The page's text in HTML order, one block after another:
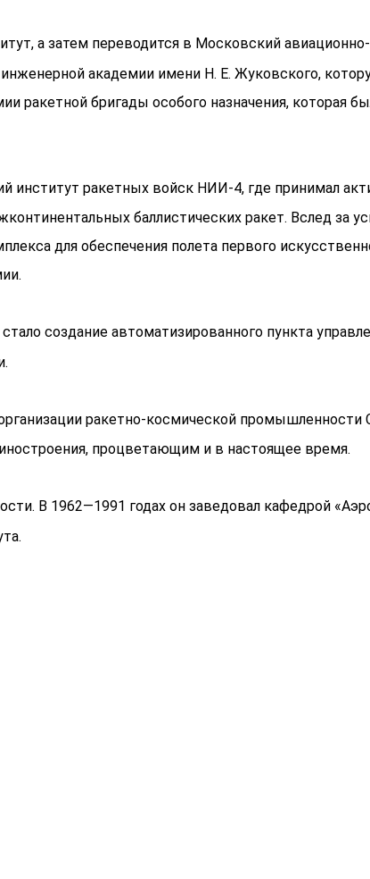
а затем переводится в Московский авиационно-
академии имени Н. Е. Жуковского,
бригады особого назначения, которая
институт ракетных войск НИИ-4, где принимал
баллистических ракет. Вслед
для обеспечения полета первого
создание автоматизированного пункта
ракетно-космической
процветающим и в настоящее время.
В 1962—1991 годах он заведовал кафедрой